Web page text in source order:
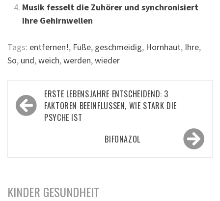
Musik fesselt die Zuhörer und synchronisiert
Ihre Gehirnwellen
Tags: entfernen!, Füße, geschmeidig, Hornhaut, Ihre,
So, und,weich,werden,wieder
Beitragsnavigation
ERSTE LEBENSJAHRE ENTSCHEIDEND: 3
FAKTOREN BEEINFLUSSEN, WIE STARK DIE
PSYCHE IST
BIFONAZOL
KINDER GESUNDHEIT